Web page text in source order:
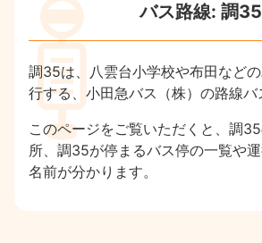
バス路線: 調35
調35は、八雲台小学校や布田など
行する、小田急バス（株）の路線バ
このページをご覧いただくと、調
所、調35が停まるバス停の一覧や
名前が分かります。